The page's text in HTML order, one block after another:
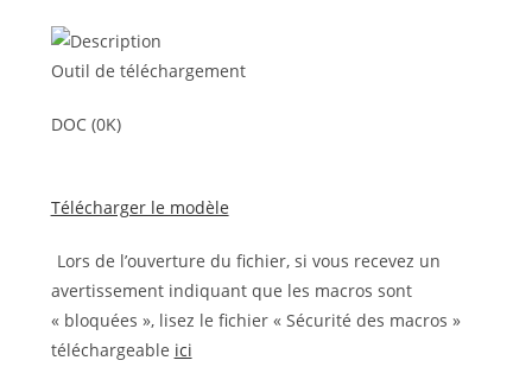
Outil de téléchargement
DOC (0K)
Télécharger le modèle
Lors de l’ouverture du fichier, si vous recevez un
avertissement indiquant que les macros sont
« bloquées », lisez le fichier « Sécurité des macros »
téléchargeable ici